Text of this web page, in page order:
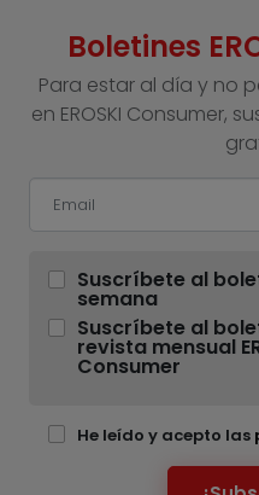
Boletines
Para estar al día y no
en EROSKI Consumer,
Suscríbete al
semana
Suscríbete al
revista mensual
Consumer
He leído y acepto las